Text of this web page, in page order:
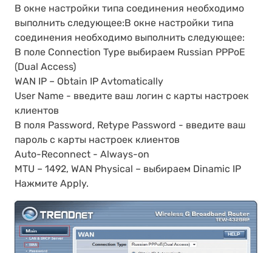
В окне настройки типа соединения необходимо
выполнить следующее:В окне настройки типа
соединения необходимо выполнить следующее:
В поле Connection Type выбираем Russian PPPoE
(Dual Access)
WAN IP – Obtain IP Avtomatically
User Name - введите ваш логин с карты настроек
клиентов
В поля Password, Retype Password - введите ваш
пароль с карты настроек клиентов
Auto-Reconnect - Always-on
MTU – 1492, WAN Physical – выбираем Dinamic IP
Нажмите Apply.